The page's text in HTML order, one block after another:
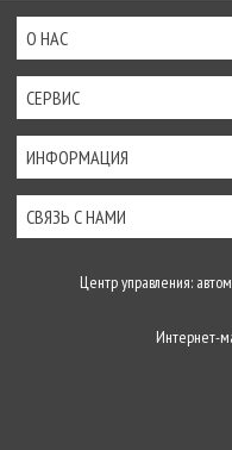
О НАС
СЕРВИС
ИНФОРМАЦИЯ
СВЯЗЬ С НАМИ
Центр управления:
Интернет-